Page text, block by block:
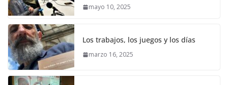
mayo 10, 2025
Los trabajos, los juegos y los días
marzo 16, 2025